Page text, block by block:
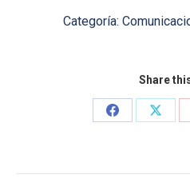
Categoría:
Share
Share
Share